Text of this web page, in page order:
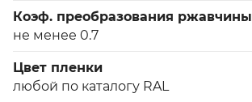
Коэф. преобразования ржавчины
не менее 0.7
Цвет пленки
любой по каталогу RAL